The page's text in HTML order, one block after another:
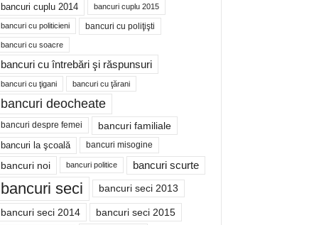
bancuri cuplu 2014 bancuri cuplu 2015
bancuri cu politicieni bancuri cu poliţişti
bancuri cu soacre
bancuri cu întrebări şi răspunsuri
bancuri cu ţigani bancuri cu ţărani
bancuri deocheate
bancuri despre femei bancuri familiale
bancuri la şcoală bancuri misogine
bancuri noi bancuri politice bancuri scurte
bancuri seci bancuri seci 2013
bancuri seci 2014 bancuri seci 2015